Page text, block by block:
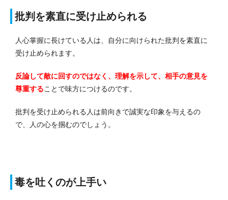
批判を素直に受け止められる
人心掌握に長けている人は、自分に向けられた批判を素直に
受け止められます。
反論して敵に回すのではなく、理解を示して、相手の意見を
尊重することで味方につけるのです。
批判を受け止められる人は前向きで誠実な印象を与えるの
で、人の心を掴むのでしょう。
毒を吐くのが上手い